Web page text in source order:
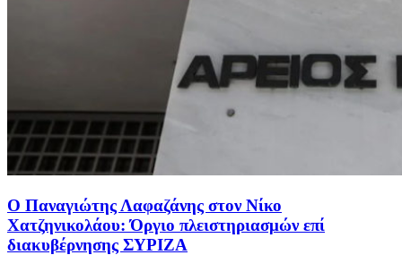
Ο Παναγιώτης Λαφαζάνης στον Νίκο
Χατζηνικολάου: Όργιο πλειστηριασμών επί
διακυβέρνησης ΣΥΡΙΖΑ